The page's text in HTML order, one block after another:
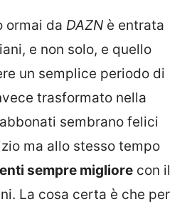
ormai da DAZN è entrata
e non solo, e quello
un semplice periodo di
trasformato nella
sembrano felici
ma allo stesso tempo
sempre migliore con il
La cosa certa è che per